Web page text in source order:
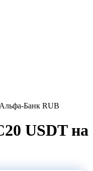
Банк RUB
USDT на